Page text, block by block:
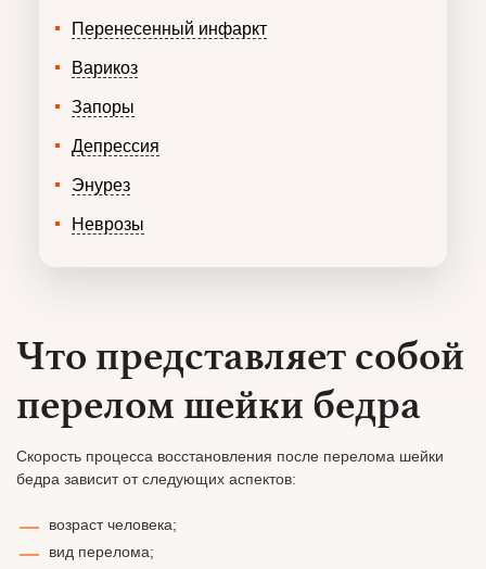
Перенесенный инфаркт
Варикоз
Запоры
Депрессия
Энурез
Неврозы
Что представляет собой
перелом шейки бедра
Скорость процесса восстановления после перелома шейки
бедра зависит от следующих аспектов:
возраст человека;
вид перелома;